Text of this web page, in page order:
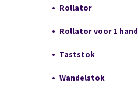
Rollator
Rollator voor 1 hand
Taststok
Wandelstok